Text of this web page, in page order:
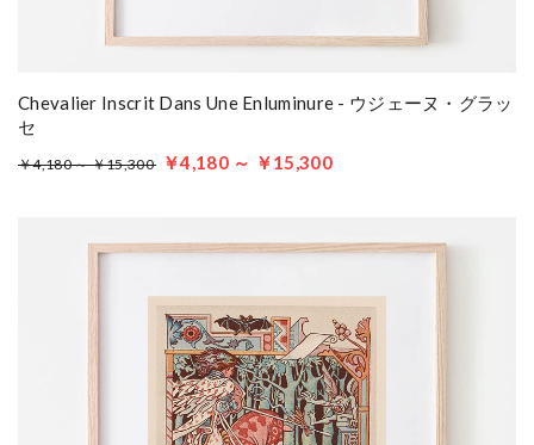
Chevalier Inscrit Dans Une Enluminure - ウジェーヌ・グラッ
セ
￥4,180 ～ ￥15,300 ￥4,180 ～ ￥15,300